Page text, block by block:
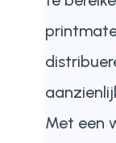
Met een